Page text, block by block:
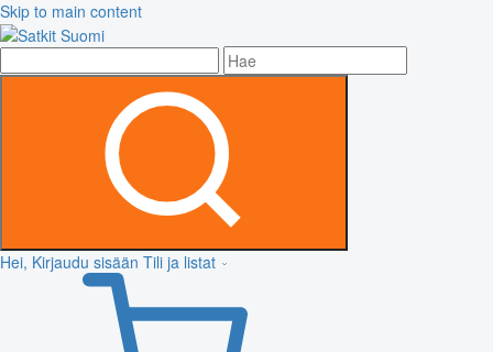
Skip to main content
Hei, Kirjaudu sisään Tili ja listat